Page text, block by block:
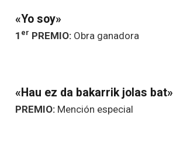
«Yo soy»
1 er PREMIO:Obra ganadora
«Hau ez da bakarrik jolas bat»
PREMIO:Mención especial